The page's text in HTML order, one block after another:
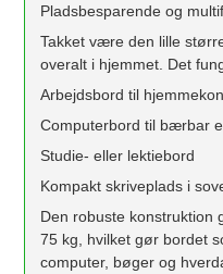
Pladsbesparende og
Takket være den lille
overalt i hjemmet. Det
Arbejdsbord til
Computerbord til bærbar
Studie- eller lektiebord
Kompakt skriveplads i
Den robuste konstruktion
75 kg, hvilket gør bordet
computer, bøger og